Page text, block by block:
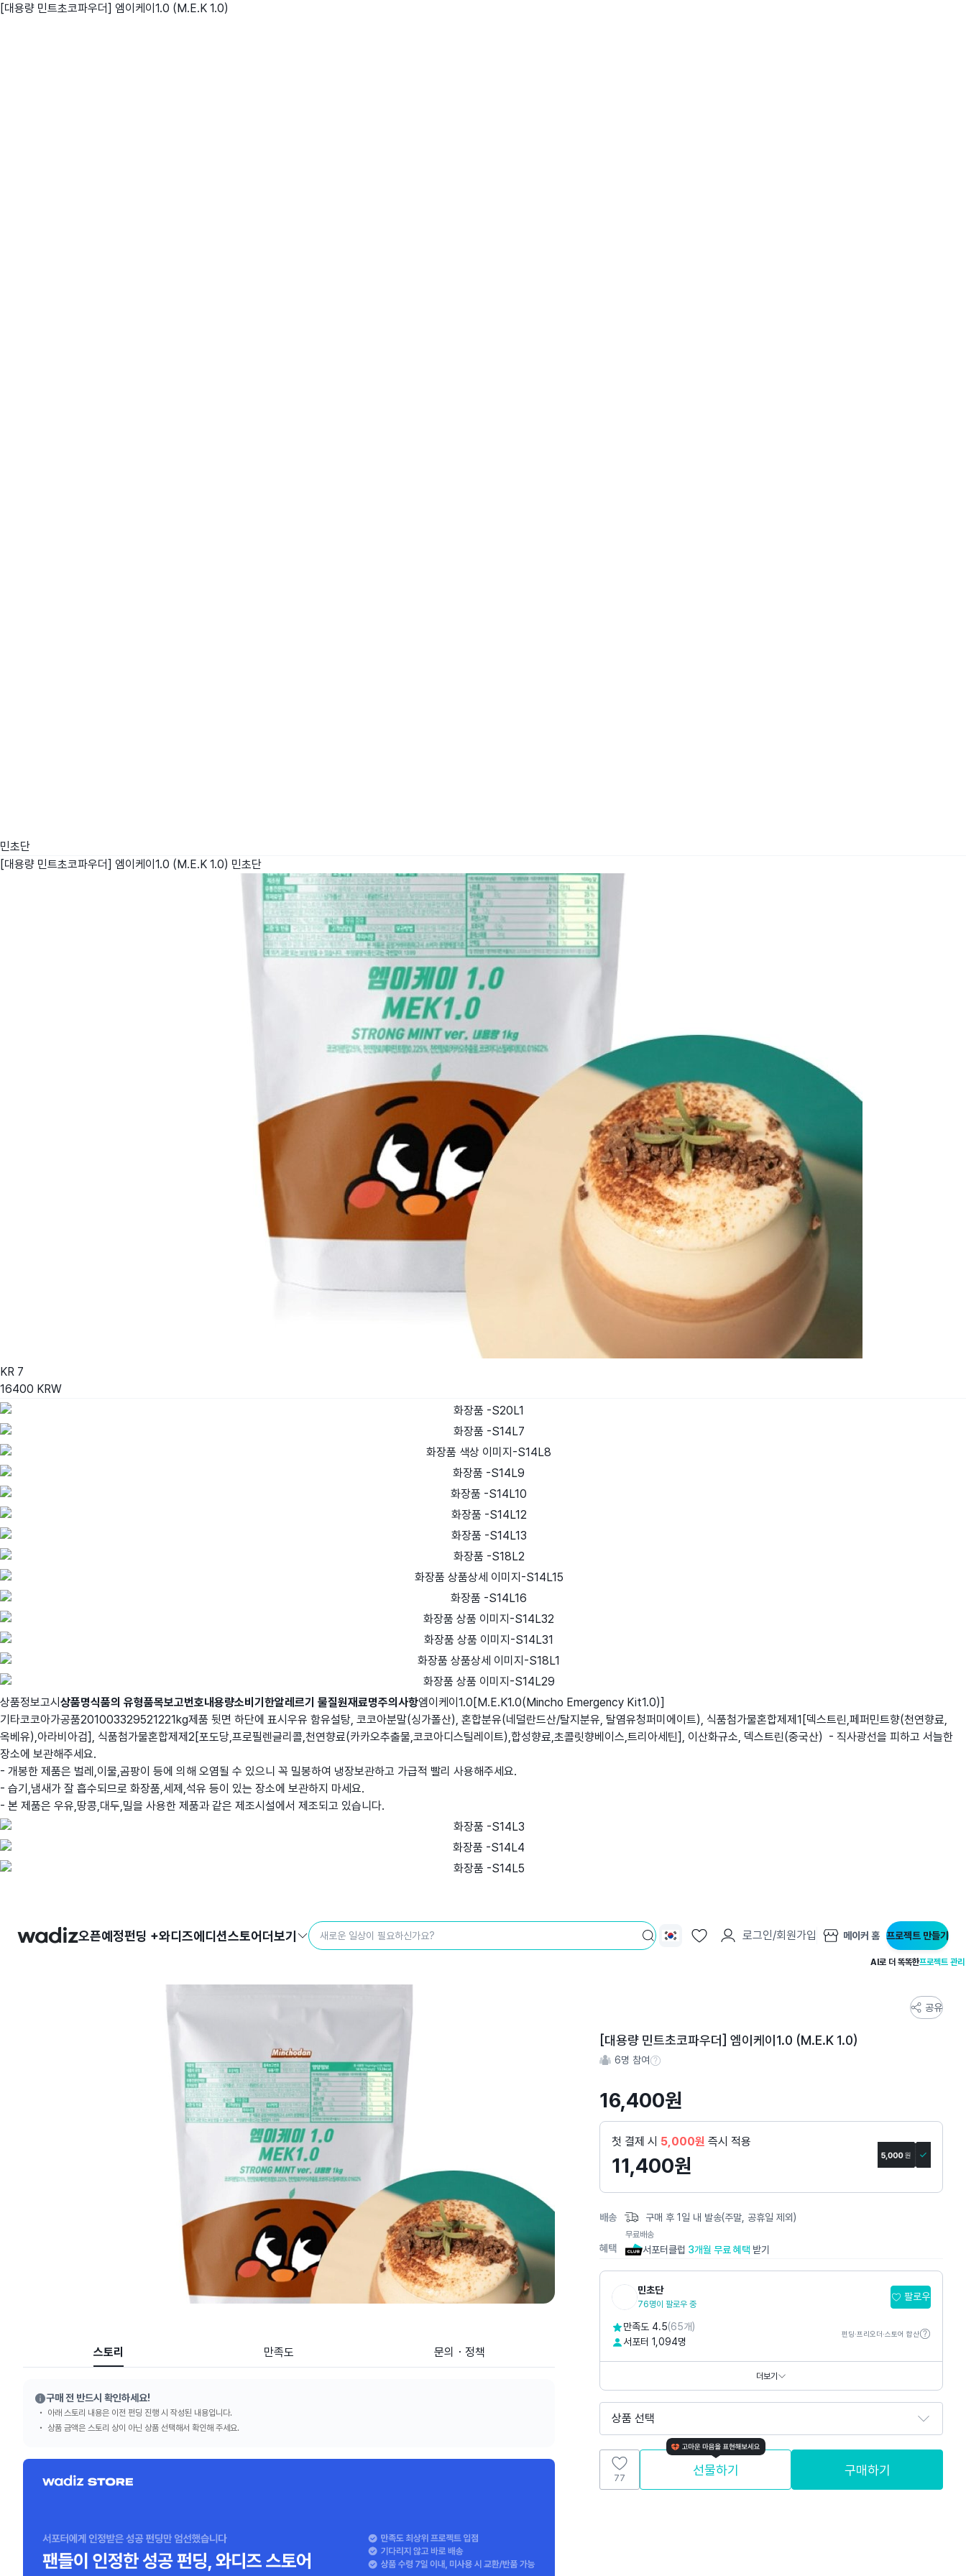
[대용량 민트초코파우더] 엠이케이1.0 (M.E.K 1.0)
민초단
[대용량 민트초코파우더] 엠이케이1.0 (M.E.K 1.0) 민초단
KR 7
16400 KRW
상품정보고시 상품명식품의 유형품목보고번호내용량소비기한알레르기 물질원재료명주의사항엠이케이1.0[M.E.K1.0(Mincho Emergency Kit1.0)]
기타코코아가공품201003329521221kg제품 뒷면 하단에 표시우유 함유설탕, 코코아분말(싱가폴산), 혼합분유(네덜란드산/탈지분유, 탈염유청퍼미에이트), 식품첨가물혼합제제1[덱스트린,페퍼민트향(천연향료,
옥베유),아라비아검], 식품첨가물혼합제제2[포도당,프로필렌글리콜,천연향료(카카오추출물,코코아디스틸레이트),합성향료,초콜릿향베이스,트리아세틴], 이산화규소, 덱스트린(중국산) - 직사광선을 피하고 서늘한
장소에 보관해주세요.
- 개봉한 제품은 벌레,이물,곰팡이 등에 의해 오염될 수 있으니 꼭 밀봉하여 냉장보관하고 가급적 빨리 사용해주세요.
- 습기,냄새가 잘 흡수되므로 화장품,세제,석유 등이 있는 장소에 보관하지 마세요.
- 본 제품은 우유,땅콩,대두,밀을 사용한 제품과 같은 제조시설에서 제조되고 있습니다.
오픈예정펀딩 +와디즈에디션스토어더보기 새로운 일상이 필요하신가요? 로그인/회원가입 메이커 홈 프로젝트 만들기
AI로 더 똑똑한프로젝트 관리
스토리 만족도 문의・정책
구매 전 반드시 확인하세요!
아래 스토리 내용은 이전 펀딩 진행 시 작성된 내용입니다.
상품 금액은 스토리 상이 아닌 상품 선택해서 확인해 주세요.
어
스
리
상
세
공유
[대용량 민트초코파우더] 엠이케이1.0 (M.E.K 1.0)
6명 참여참여 수 정보
16,400원
첫 결제 시 5,000원 즉시 적용
11,400원
배송 구매 후 1일 내 발송(주말, 공휴일 제외)
무료배송
혜택 서포터클럽 3개월 무료 혜택 받기
민초단
76명이 팔로우 중
팔로우
만족도 4.5(65개)
서포터 1,094명
펀딩·프리오더·스토어 합산
더보기
상품 선택
77
선물하기 구매하기